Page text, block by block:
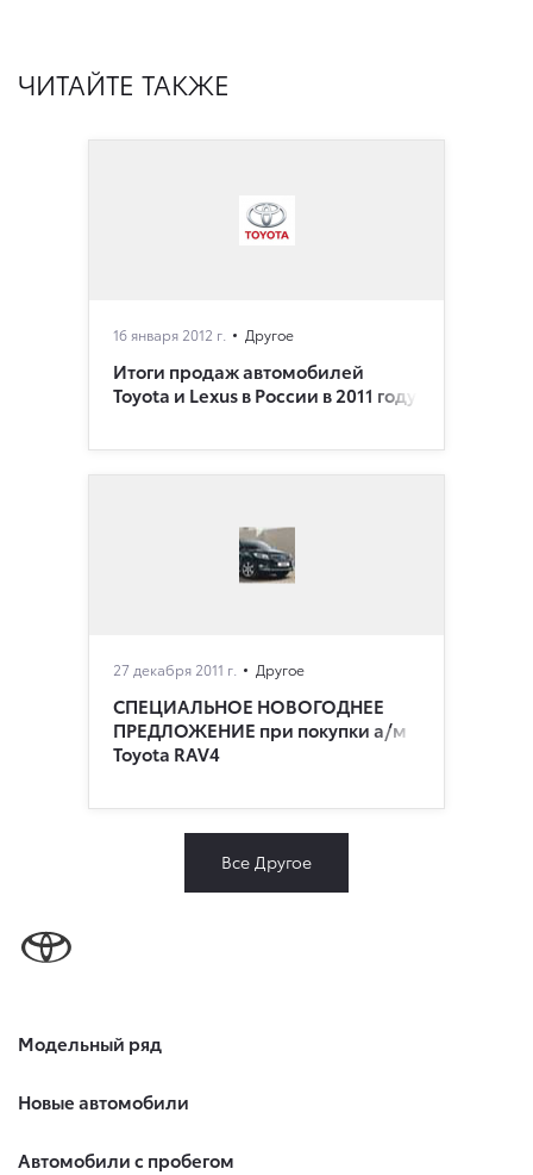
ЧИТАЙТЕ ТАКЖЕ
16 января 2012 г. Другое
Итоги продаж автомобилей
Toyota и Lexus в России в 2011 году
27 декабря 2011 г. Другое
СПЕЦИАЛЬНОЕ НОВОГОДНЕЕ
ПРЕДЛОЖЕНИЕ при покупки а/м
Toyota RAV4
Все Другое
Модельный ряд
Новые автомобили
Автомобили с пробегом